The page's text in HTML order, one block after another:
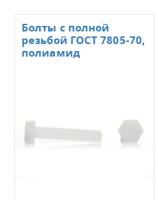
Болты с полной
резьбой ГОСТ 7805-70,
полиамид